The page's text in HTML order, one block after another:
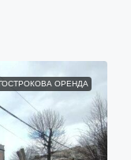
ОРЕНДА